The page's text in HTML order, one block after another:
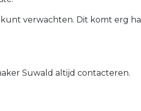
verwachten. Dit komt erg
Suwald altijd contacteren.